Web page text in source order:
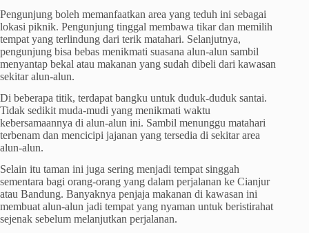
Pengunjung boleh memanfaatkan area yang teduh ini sebagai
lokasi piknik. Pengunjung tinggal membawa tikar dan memilih
tempat yang terlindung dari terik matahari. Selanjutnya,
pengunjung bisa bebas menikmati suasana alun-alun sambil
menyantap bekal atau makanan yang sudah dibeli dari kawasan
sekitar alun-alun.
Di beberapa titik, terdapat bangku untuk duduk-duduk santai.
Tidak sedikit muda-mudi yang menikmati waktu
kebersamaannya di alun-alun ini. Sambil menunggu matahari
terbenam dan mencicipi jajanan yang tersedia di sekitar area
alun-alun.
Selain itu taman ini juga sering menjadi tempat singgah
sementara bagi orang-orang yang dalam perjalanan ke Cianjur
atau Bandung. Banyaknya penjaja makanan di kawasan ini
membuat alun-alun jadi tempat yang nyaman untuk beristirahat
sejenak sebelum melanjutkan perjalanan.